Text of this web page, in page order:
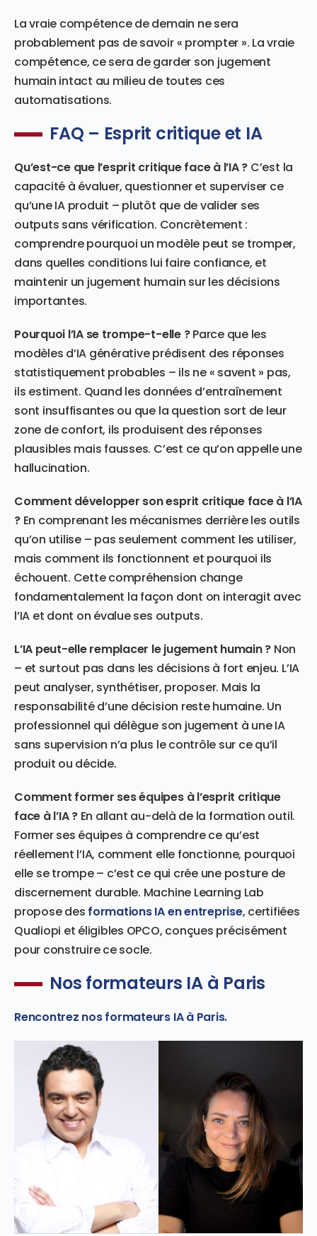
La vraie compétence de demain ne sera
probablement pas de savoir « prompter ». La vraie
compétence, ce sera de garder son jugement
humain intact au milieu de toutes ces
automatisations.
FAQ – Esprit critique et IA
Qu’est-ce que l’esprit critique face à l’IA ? C’est la
capacité à évaluer, questionner et superviser ce
qu’une IA produit – plutôt que de valider ses
outputs sans vérification. Concrètement :
comprendre pourquoi un modèle peut se tromper,
dans quelles conditions lui faire confiance, et
maintenir un jugement humain sur les décisions
importantes.
Pourquoi l’IA se trompe-t-elle ?Parce que les
modèles d’IA générative prédisent des réponses
statistiquement probables – ils ne « savent » pas,
ils estiment. Quand les données d’entraînement
sont insuffisantes ou que la question sort de leur
zone de confort, ils produisent des réponses
plausibles mais fausses. C’est ce qu’on appelle une
hallucination.
Comment développer son esprit critique face à l’IA
?En comprenant les mécanismes derrière les outils
qu’on utilise – pas seulement comment les utiliser,
mais comment ils fonctionnent et pourquoi ils
échouent. Cette compréhension change
fondamentalement la façon dont on interagit avec
l’IA et dont on évalue ses outputs.
L’IA peut-elle remplacer le jugement humain ? Non
– et surtout pas dans les décisions à fort enjeu. L’IA
peut analyser, synthétiser, proposer. Mais la
responsabilité d’une décision reste humaine. Un
professionnel qui délègue son jugement à une IA
sans supervision n’a plus le contrôle sur ce qu’il
produit ou décide.
Comment former ses équipes à l’esprit critique
face à l’IA ?En allant au-delà de la formation outil.
Former ses équipes à comprendre ce qu’est
réellement l’IA, comment elle fonctionne, pourquoi
elle se trompe – c’est ce qui crée une posture de
discernement durable. Machine Learning Lab
propose des formations IA en entreprise, certifiées
Qualiopi et éligibles OPCO, conçues précisément
pour construire ce socle.
Nos formateurs IA à Paris
Rencontrez nos formateurs IA à Paris.